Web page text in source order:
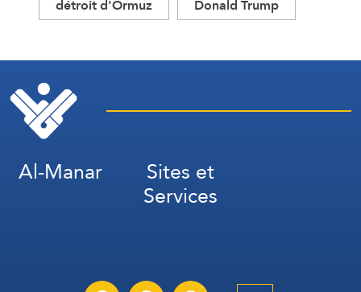
détroit d'Ormuz
Donald Trump
Al-Manar Sites et
Services